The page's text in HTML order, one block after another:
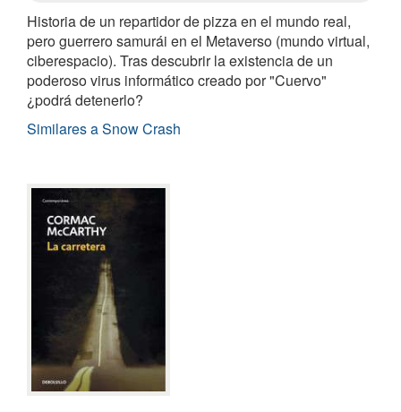
Historia de un repartidor de pizza en el mundo real,
pero guerrero samurái en el Metaverso (mundo virtual,
ciberespacio). Tras descubrir la existencia de un
poderoso virus informático creado por "Cuervo"
¿podrá detenerlo?
Similares a Snow Crash